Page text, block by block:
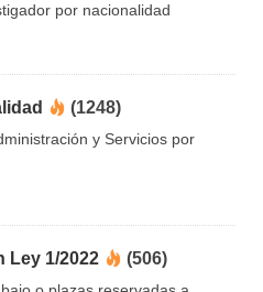
por nacionalidad
(1248)
y Servicios por
Ley 1/2022 (506)